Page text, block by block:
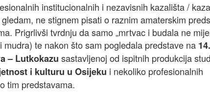
institucionalnih i nezavisnih kazališta /
ne stignem pisati o raznim amaterskim
Prigrlivši tvrdnju da samo „mrtvac i budala ne
te nakon što sam pogledala predstave na 14.
– Lutkokazu sastavljenoj od ispitnih produkcija
i kulturu u Osijeku i nekoliko profesionalnih
tim predstavama.